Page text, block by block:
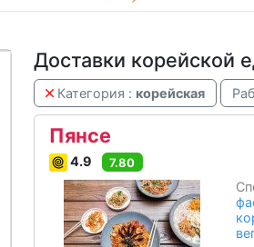
Доставки корейской
Категория : корейская
Пянсе
4.9 7.80